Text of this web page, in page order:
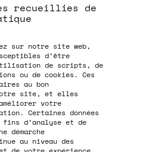
recueillies de
sur notre site web,
d’être
de scripts, de
ou de cookies. Ces
au bon
site, et elles
votre
Certaines données
d’analyse et de
démarche
au niveau des